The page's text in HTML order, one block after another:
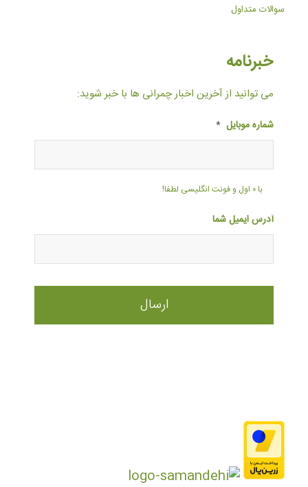
سوالات متداول
خبرنامه
می توانید از آخرین اخبار چمرانی ها با خبر شوید:
شماره موبایل *
با ۰ اول و فونت انگلیسی لطفا!
آدرس ایمیل شما